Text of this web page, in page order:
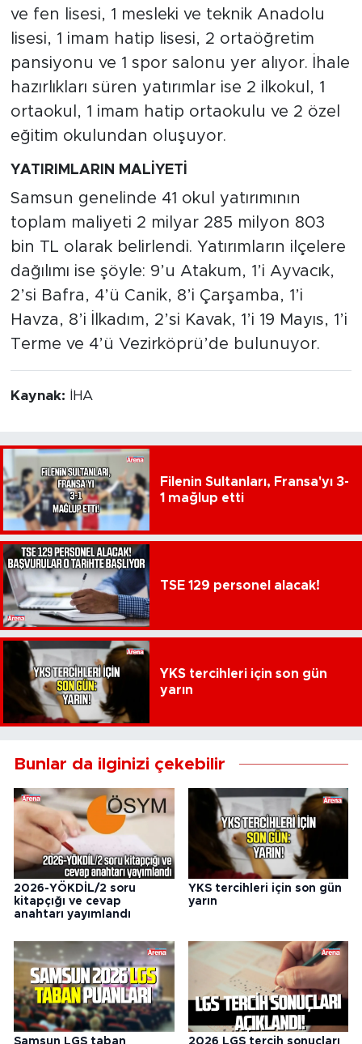
ve fen lisesi, 1 mesleki ve teknik Anadolu
lisesi, 1 imam hatip lisesi, 2 ortaöğretim
pansiyonu ve 1 spor salonu yer alıyor. İhale
hazırlıkları süren yatırımlar ise 2 ilkokul, 1
ortaokul, 1 imam hatip ortaokulu ve 2 özel
eğitim okulundan oluşuyor.
YATIRIMLARIN MALİYETİ
Samsun genelinde 41 okul yatırımının
toplam maliyeti 2 milyar 285 milyon 803
bin TL olarak belirlendi. Yatırımların ilçelere
dağılımı ise şöyle: 9’u Atakum, 1’i Ayvacık,
2’si Bafra, 4’ü Canik, 8’i Çarşamba, 1’i
Havza, 8’i İlkadım, 2’si Kavak, 1’i 19 Mayıs, 1’i
Terme ve 4’ü Vezirköprü’de bulunuyor.
Kaynak: İHA
Filenin Sultanları, Fransa'yı 3-
1 mağlup etti
TSE 129 personel alacak!
YKS tercihleri için son gün
yarın
Bunlar da ilginizi çekebilir
2026-YÖKDİL/2 soru
kitapçığı ve cevap
anahtarı yayımlandı
YKS tercihleri için son gün
yarın